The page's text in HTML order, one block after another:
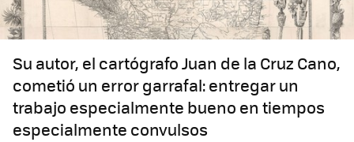
Su autor, el cartógrafo Juan de la Cruz Cano,
cometió un error garrafal: entregar un
trabajo especialmente bueno en tiempos
especialmente convulsos